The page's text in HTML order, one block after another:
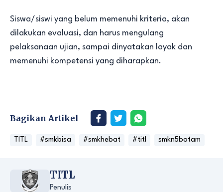
Siswa/siswi yang belum memenuhi kriteria, akan
dilakukan evaluasi, dan harus mengulang
pelaksanaan ujian, sampai dinyatakan layak dan
memenuhi kompetensi yang diharapkan.
Bagikan Artikel
TITL #smkbisa #smkhebat #titl smkn5batam
TITL
Penulis